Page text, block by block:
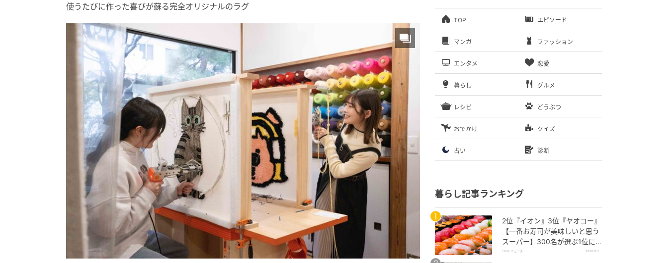
使うたびに作った喜びが蘇る完全オリジナルのラグ
TOP エピソード
マンガ ファッション
エンタメ 恋愛
暮らし グルメ
レシピ どうぶつ
おでかけ クイズ
占い 診断
暮らし記事ランキング
2位『イオン』3位『ヤオコー』
【一番お寿司が美味しいと思う
スーパー】300名が選ぶ1位に
「本格的な美味しさ」「食べ応
TRILL ニュース 2026.8.5